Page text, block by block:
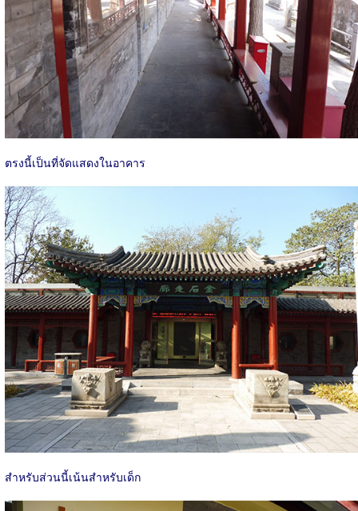
ตรงนี้เป็นที่จัดแสดงในอาคาร
สำหรับส่วนนี้เน้นสำหรับเด็ก